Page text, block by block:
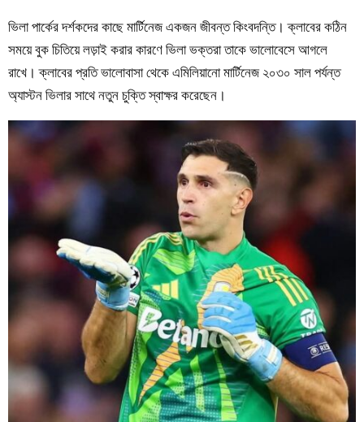
ভিলা পার্কের দর্শকদের কাছে মার্টিনেজ একজন জীবন্ত কিংবদন্তি। ক্লাবের কঠিন
সময়ে বুক চিতিয়ে লড়াই করার কারণে ভিলা ভক্তরা তাকে ভালোবেসে আগলে
রাখে। ক্লাবের প্রতি ভালোবাসা থেকে এমিলিয়ানো মার্টিনেজ ২০৩০ সাল পর্যন্ত
অ্যাস্টন ভিলার সাথে নতুন চুক্তি স্বাক্ষর করেছেন।